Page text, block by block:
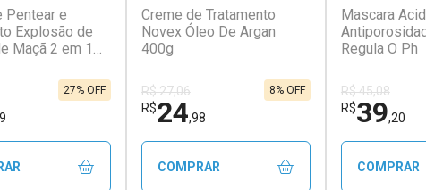
Pentear e
Explosão de
Maçã 2 em 1
27% OFF
Creme de Tratamento
Novex Óleo De Argan
400g
R$ 27,06
R$24,98
8% OFF
COMPRAR
Mascara
Regula O Ph
R$ 45,08
R$39,20
COMPRAR